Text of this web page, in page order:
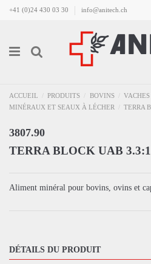
+41 (0)24 430 03 30 info@anitech.ch
ACCUEIL PRODUITS BOVINS
MINÉRAUX ET SEAUX À LÉCHER
TERRA
3807.90
TERRA BLOCK UAB 3.3:1
Aliment minéral pour bovins, ovins et
DÉTAILS DU PRODUIT